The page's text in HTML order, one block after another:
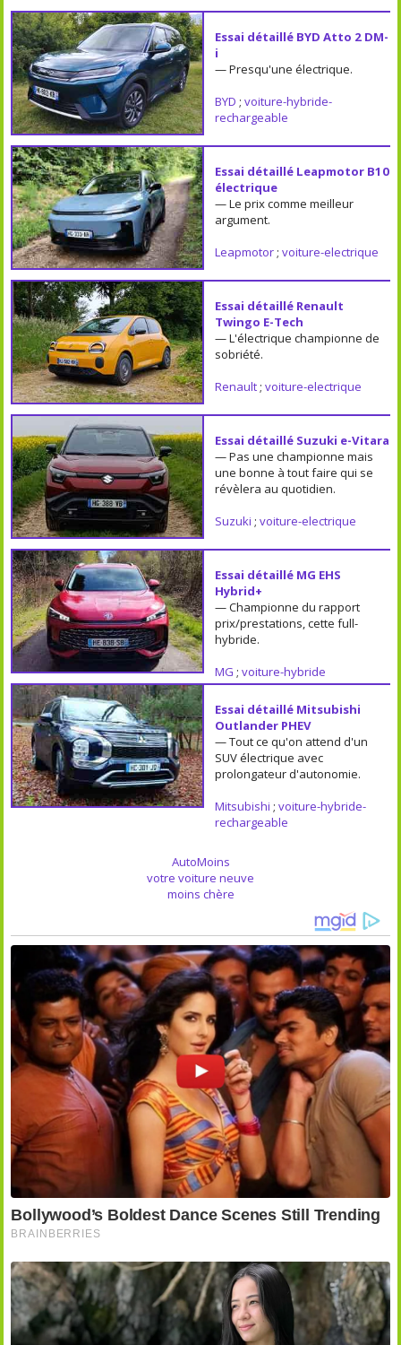
Essai détaillé BYD Atto 2 DM-
i
— Presqu'une électrique.
BYD ; voiture-hybride-
rechargeable
Essai détaillé Leapmotor B10
électrique
— Le prix comme meilleur
argument.
Leapmotor; voiture-electrique
Essai détaillé Renault
Twingo E-Tech
— L'électrique championne de
sobriété.
Renault; voiture-electrique
Essai détaillé Suzuki e-Vitara
— Pas une championne mais
une bonne à tout faire qui se
révèlera au quotidien.
Suzuki ; voiture-electrique
Essai détaillé MG EHS
Hybrid+
— Championne du rapport
prix/prestations, cette full-
hybride.
MG ; voiture-hybride
Essai détaillé Mitsubishi
Outlander PHEV
— Tout ce qu'on attend d'un
SUV électrique avec
prolongateur d'autonomie.
Mitsubishi ; voiture-hybride-
rechargeable
AutoMoins
votre voiture neuve
moins chère